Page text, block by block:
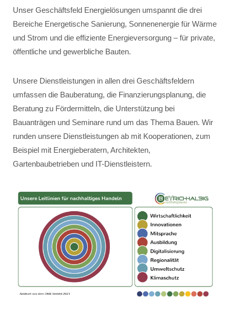
Unser Geschäftsfeld Energielösungen umspannt die drei
Bereiche Energetische Sanierung, Sonnenenergie für Wärme
und Strom und die effiziente Energieversorgung – für private,
öffentliche und gewerbliche Bauten.
Unsere Dienstleistungen in allen drei Geschäftsfeldern
umfassen die Bauberatung, die Finanzierungsplanung, die
Beratung zu Fördermitteln, die Unterstützung bei
Bauanträgen und Seminare rund um das Thema Bauen. Wir
runden unsere Dienstleistungen ab mit Kooperationen, zum
Beispiel mit Energieberatern, Architekten,
Gartenbaubetrieben und IT-Dienstleistern.